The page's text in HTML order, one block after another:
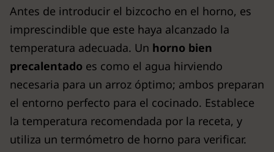
Antes de introducir el bizcocho en el horno, es
imprescindible que este haya alcanzado la
temperatura adecuada. Un horno bien
precalentado es como el agua hirviendo
necesaria para un arroz óptimo; ambos preparan
el entorno perfecto para el cocinado. Establece
la temperatura recomendada por la receta, y
utiliza un termómetro de horno para verificar.